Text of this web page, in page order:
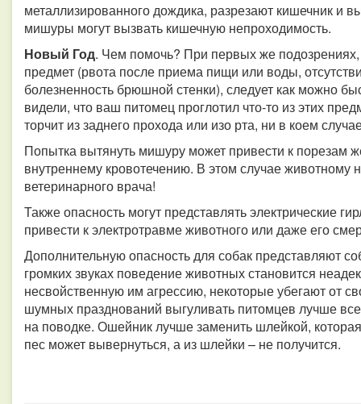
металлизированного дождика, разрезают кишечник и
мишуры могут вызвать кишечную непроходимость.
Новый Год. Чем помочь? При первых же
предмет (рвота после приема пищи или воды,
болезненность брюшной стенки), следует как можно
видели, что ваш питомец проглотил что-то из этих
торчит из заднего прохода или изо рта, ни в коем
Попытка вытянуть мишуру может привести к порезам
внутреннему кровотечению. В этом случае животному
ветеринарного врача!
Также опасность могут представлять электрические
привести к электротравме животного или даже его
Дополнительную опасность для собак представляют
громких звуках поведение животных становится
несвойственную им агрессию, некоторые убегают от
шумных празднований выгуливать питомцев лучше
на поводке. Ошейник лучше заменить шлейкой,
пес может вывернуться, а из шлейки – не получится.